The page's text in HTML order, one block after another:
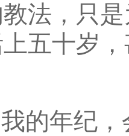
法，只是
五十岁
的年纪